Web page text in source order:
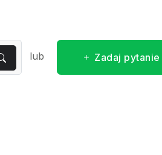
lub Zadaj pytanie